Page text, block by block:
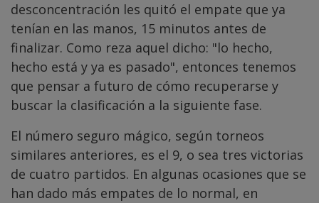
desconcentración les quitó el empate que ya
tenían en las manos, 15 minutos antes de
finalizar. Como reza aquel dicho: "lo hecho,
hecho está y ya es pasado", entonces tenemos
que pensar a futuro de cómo recuperarse y
buscar la clasificación a la siguiente fase.
El número seguro mágico, según torneos
similares anteriores, es el 9, o sea tres victorias
de cuatro partidos. En algunas ocasiones que se
han dado más empates de lo normal, en